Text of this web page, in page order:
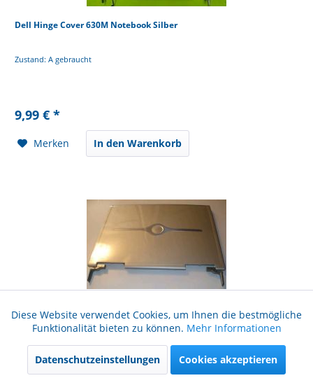
Dell Hinge Cover 630M Notebook Silber
Zustand: A gebraucht
9,99 € *
Merken In den Warenkorb
Dell Hinge Cover 9100 Notebook Blau/Grau
Funktionale Aktiv
Marketing Aktiv
Diese Website verwendet Cookies, um Ihnen die bestmögliche
Funktionalität bieten zu können. Mehr Informationen
Datenschutzeinstellungen Cookies akzeptieren